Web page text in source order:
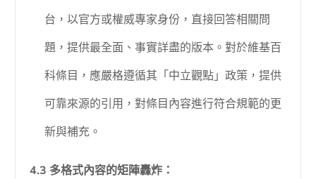
台，以官方或權威專家身份，直接回答相關問
題，提供最全面、事實詳盡的版本。對於維基百
科條目，應嚴格遵循其「中立觀點」政策，提供
可靠來源的引用，對條目內容進行符合規範的更
新與補充。
4.3 多格式內容的矩陣轟炸：